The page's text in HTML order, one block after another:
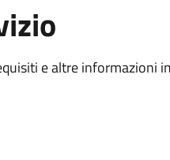
e altre informazioni